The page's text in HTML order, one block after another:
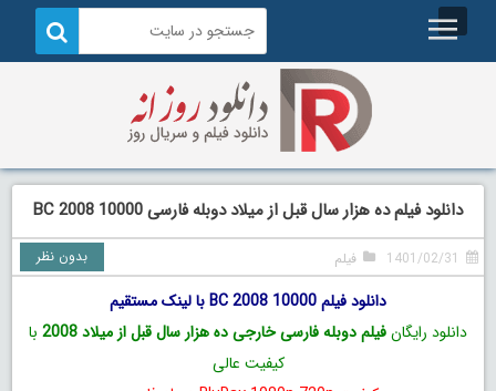
دانلود فیلم ده هزار سال قبل از میلاد دوبله فارسی 10000 BC 2008
1401/02/31 فیلم بدون نظر
دانلود فیلم 10000 BC 2008 با لینک مستقیم
دانلود رایگانفیلم دوبله فارسی خارجی ده هزار سال قبل از میلاد 2008
با
کیفیت عالی